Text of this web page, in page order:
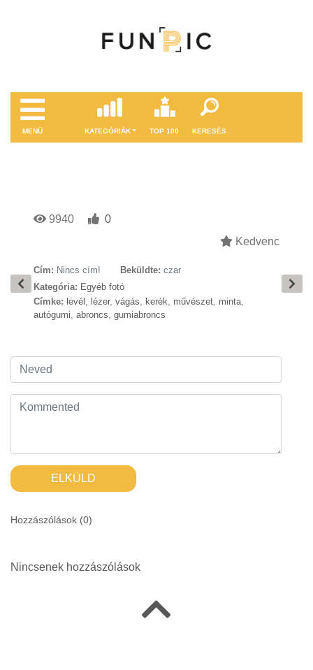
MENÜ KATEGÓRIÁK TOP 100 KERESÉS
9940
0
Kedvenc
Cím: Nincs cím! Beküldte: czar
Kategória: Egyéb fotó
Címke: levél , lézer, vágás, kerék, művészet, minta,
autógumi, abroncs, gumiabroncs
ELKÜLD
Hozzászólások (0)
Nincsenek hozzászólások